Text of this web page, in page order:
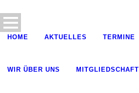
HOME AKTUELLES TERMINE
WIR ÜBER UNS MITGLIEDSCHAFT